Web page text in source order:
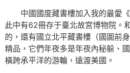
中國國度藏書樓加入我的最愛
此中有62冊存于臺北故宮博物院。
的，還有國立北平藏書樓（國圖前
精品，它們年夜多是年夜內秘躲、
橫跨承平洋的游輪，遠渡美國。